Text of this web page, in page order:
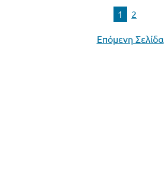
1 2
Επόμενη Σελίδα